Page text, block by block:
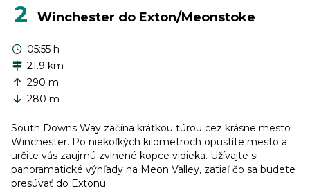
2 Winchester do Exton/Meonstoke
05:55 h
21.9 km
290 m
280 m
South Downs Way začína krátkou túrou cez krásne mesto
Winchester. Po niekoľkých kilometroch opustíte mesto a
určite vás zaujmú zvlnené kopce vidieka. Užívajte si
panoramatické výhľady na Meon Valley, zatiaľ čo sa budete
presúvať do Extonu.